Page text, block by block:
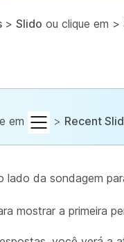
> Slido ou clique em >
em > Recent
lado da sondagem
mostrar a primeira